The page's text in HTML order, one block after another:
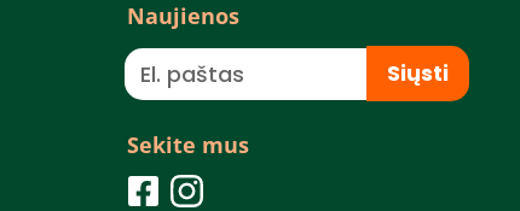
Naujienos
Siųsti
Sekite mus